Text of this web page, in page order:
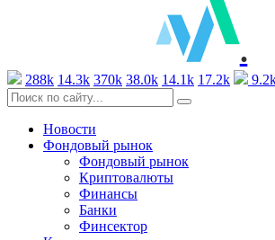
.
288k 14.3k 370k 38.0k 14.1k 17.2k
Новости
Фондовый рынок
Фондовый рынок
Криптовалюты
Финансы
Банки
Финсектор